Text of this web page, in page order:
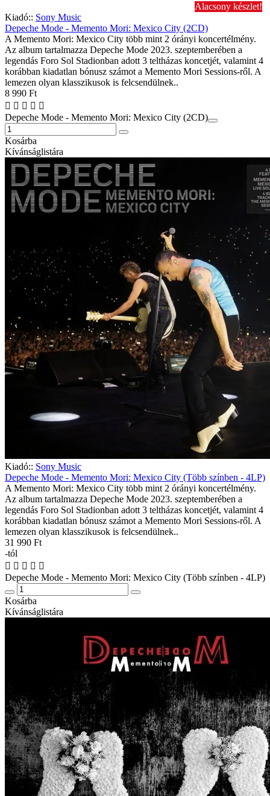
Alacsony készlet!
Kiadó:: Sony Music
Depeche Mode - Memento Mori: Mexico City (2CD)
A Memento Mori: Mexico City több mint 2 órányi koncertélmény.
Az album tartalmazza Depeche Mode 2023. szeptemberében a
legendás Foro Sol Stadionban adott 3 teltházas koncetjét, valamint 4
korábban kiadatlan bónusz számot a Memento Mori Sessions-ről. A
lemezen olyan klasszikusok is felcsendülnek..
8 990 Ft
Depeche Mode - Memento Mori: Mexico City (2CD)
Kosárba
Kívánságlistára
Kiadó:: Sony Music
Depeche Mode - Memento Mori: Mexico City (Több színben - 4LP)
A Memento Mori: Mexico City több mint 2 órányi koncertélmény.
Az album tartalmazza Depeche Mode 2023. szeptemberében a
legendás Foro Sol Stadionban adott 3 teltházas koncetjét, valamint 4
korábban kiadatlan bónusz számot a Memento Mori Sessions-ről. A
lemezen olyan klasszikusok is felcsendülnek..
31 990 Ft
-tól
Depeche Mode - Memento Mori: Mexico City (Több színben - 4LP)
Kosárba
Kívánságlistára